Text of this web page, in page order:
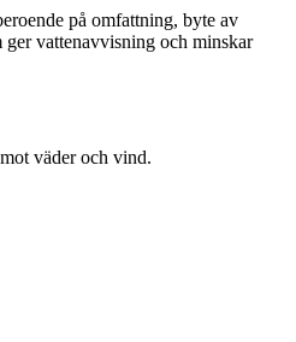
på omfattning, byte av
vattenavvisning och minskar
väder och vind.